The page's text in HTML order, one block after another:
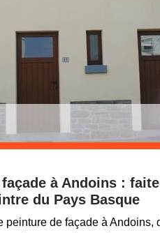
à Andoins :
du Pays Basque
peinture de façade à Andoins,